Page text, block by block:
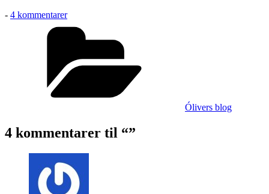
- 4 kommentarertil
Ólivers blog
4 kommentarer til “”